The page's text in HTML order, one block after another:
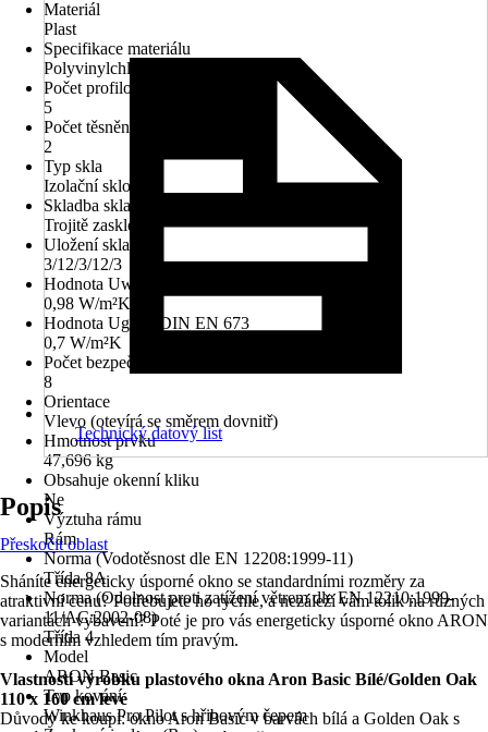
Materiál
Plast
Specifikace materiálu
Polyvinylchlorid (PVC)
Počet profilových komor
5
Počet těsnění
2
Typ skla
Izolační sklo
Skladba skla
Trojitě zasklené
Uložení skla
3/12/3/12/3
Hodnota Uw dle DIN EN 10077
0,98 W/m²K
Hodnota Ug dle DIN EN 673
0,7 W/m²K
Počet bezpečnostních kotevních plechů
8
Orientace
Vlevo (otevírá se směrem dovnitř)
Hmotnost prvku
47,696 kg
Obsahuje okenní kliku
Ne
Výztuha rámu
Rám
Norma (Vodotěsnost dle EN 12208:1999-11)
Třída 8A
Norma (Odolnost proti zatížení větrem dle EN 12210:1999-
11/AC:2002-08)
Třída 4
Model
ARON Basic
Typ kování
Winkhaus Pro Pilot s hřibovým čepem
Technický datový list
Popis
Přeskočit oblast
Sháníte energeticky úsporné okno se standardními rozměry za
atraktivní cenu? Potřebujete ho rychle, a nezáleží vám tolik na různých
variantách vybavení? Poté je pro vás energeticky úsporné okno ARON
s moderním vzhledem tím pravým.
Vlastnosti výrobku plastového okna Aron Basic Bílé/Golden Oak
110 x 160 cm levé
Důvody ke koupi: okno Aron Basic v barvách bílá a Golden Oak s